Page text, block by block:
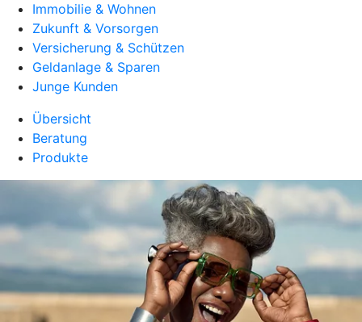
Immobilie & Wohnen
Zukunft & Vorsorgen
Versicherung & Schützen
Geldanlage & Sparen
Junge Kunden
Übersicht
Beratung
Produkte